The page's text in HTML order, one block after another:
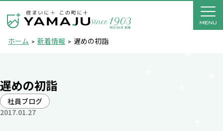
ホーム 新着情報 遅めの初詣
遅めの初詣
社員ブログ
2017.01.27